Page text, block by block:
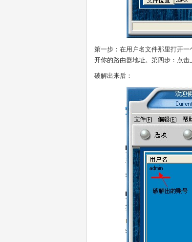
第一步：在用户名文件那里打开
开你的路由器地址。第四步：点击
破解出来后：